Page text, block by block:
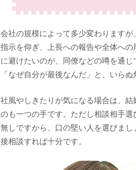
会社の規模によって多少変わります
指示を仰ぎ、上長への報告や全体へ
に避けたいのが、同僚などの噂を通
「なぜ自分が最後なんだ」と、いらぬ
社風やしきたりが気になる場合は、
のも一つの手です。ただし相談相手
無しですから、口の堅い人を選びま
接相談すれば十分です。